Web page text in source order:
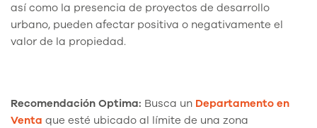
así como la presencia de proyectos de desarrollo
urbano, pueden afectar positiva o negativamente el
valor de la propiedad.
Recomendación Optima: Busca un Departamento en
Venta que esté ubicado al límite de una zona